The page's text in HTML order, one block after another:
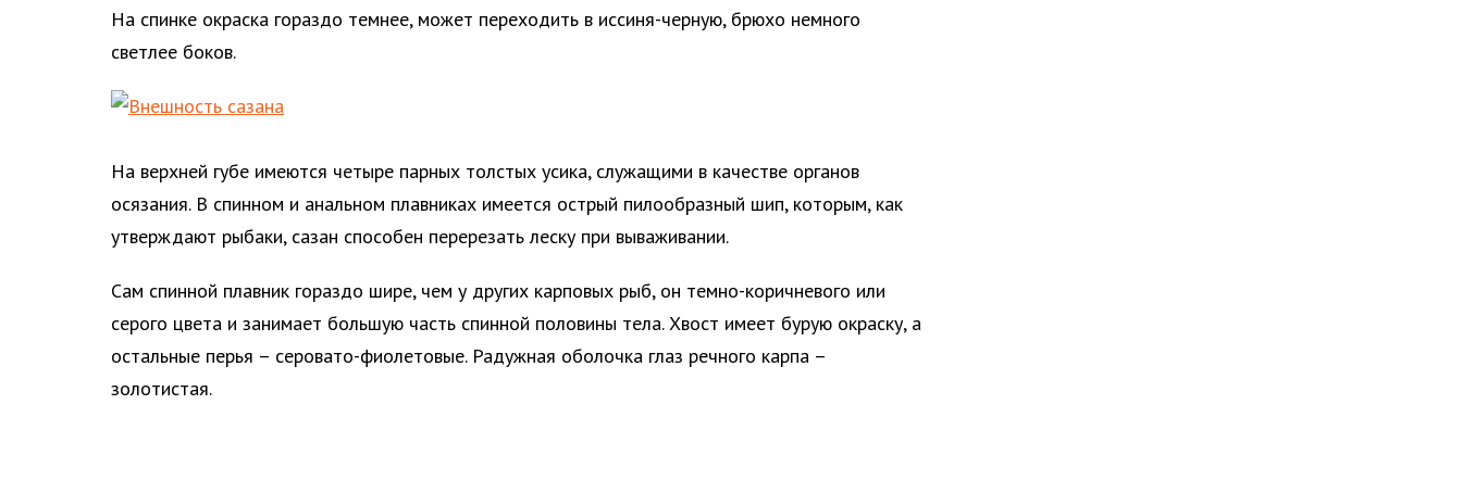
На спинке окраска гораздо темнее, может переходить в иссиня-черную, брюхо немного
светлее боков.
На верхней губе имеются четыре парных толстых усика, служащими в качестве органов
осязания. В спинном и анальном плавниках имеется острый пилообразный шип, которым, как
утверждают рыбаки, сазан способен перерезать леску при вываживании.
Сам спинной плавник гораздо шире, чем у других карповых рыб, он темно-коричневого или
серого цвета и занимает большую часть спинной половины тела. Хвост имеет бурую окраску, а
остальные перья – серовато-фиолетовые. Радужная оболочка глаз речного карпа –
золотистая.